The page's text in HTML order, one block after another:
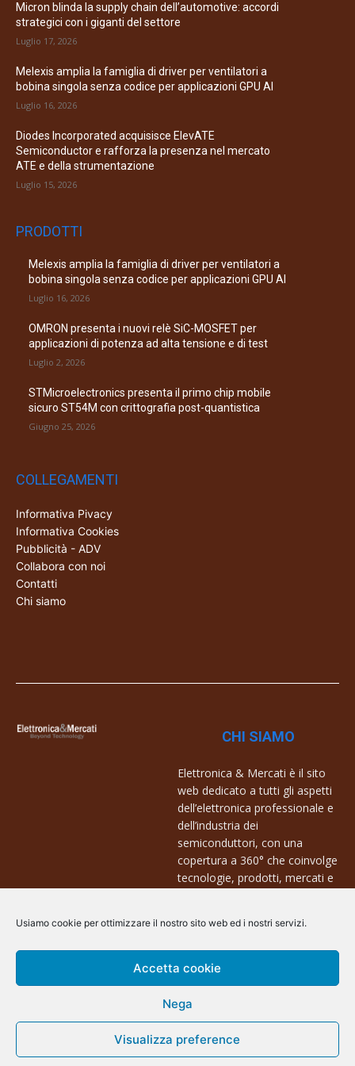
Usiamo cookie per ottimizzare il nostro sito web ed i nostri servizi.
Accetta cookie
Nega
Visualizza preference
Micron blinda la supply chain dell’automotive: accordi
strategici con i giganti del settore
Luglio 17, 2026
Melexis amplia la famiglia di driver per ventilatori a
bobina singola senza codice per applicazioni GPU AI
Luglio 16, 2026
Diodes Incorporated acquisisce ElevATE
Semiconductor e rafforza la presenza nel mercato
ATE e della strumentazione
Luglio 15, 2026
PRODOTTI
Melexis amplia la famiglia di driver per ventilatori a
bobina singola senza codice per applicazioni GPU AI
Luglio 16, 2026
OMRON presenta i nuovi relè SiC-MOSFET per
applicazioni di potenza ad alta tensione e di test
Luglio 2, 2026
STMicroelectronics presenta il primo chip mobile
sicuro ST54M con crittografia post-quantistica
Giugno 25, 2026
COLLEGAMENTI
Informativa Pivacy
Informativa Cookies
Pubblicità - ADV
Collabora con noi
Contatti
Chi siamo
CHI SIAMO
Elettronica & Mercati è il sito
web dedicato a tutti gli aspetti
dell’elettronica professionale e
dell’industria dei
semiconduttori, con una
copertura a 360° che coinvolge
tecnologie, prodotti, mercati e
Contatti:
info@arscommunication.it
@ArsCommunication 2023